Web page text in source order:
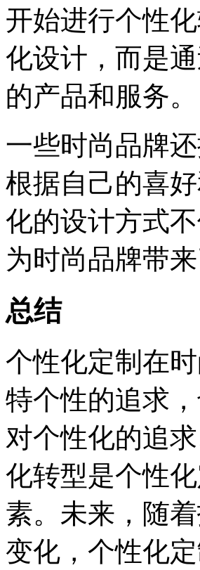
开始进行个性
化设计，而是
的产品和服务。
一些时尚品牌
根据自己的喜
化的设计方式
为时尚品牌带
总结
个性化定制在
特个性的追求
对个性化的追
化转型是个性
素。未来，随
变化，个性化